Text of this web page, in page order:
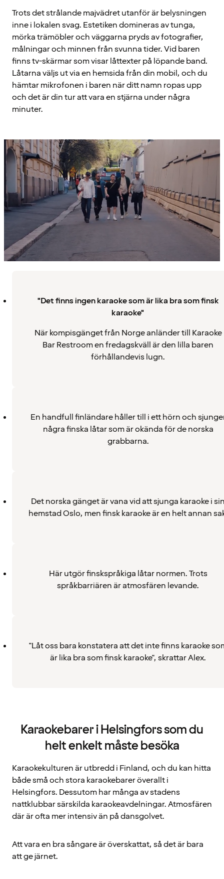
Trots det strålande majvädret utanför är belysningen
inne i lokalen svag. Estetiken domineras av tunga,
mörka trämöbler och väggarna pryds av fotografier,
målningar och minnen från svunna tider. Vid baren
finns tv-skärmar som visar låttexter på löpande band.
Låtarna väljs ut via en hemsida från din mobil, och du
hämtar mikrofonen i baren när ditt namn ropas upp
och det är din tur att vara en stjärna under några
minuter.
"Det finns ingen karaoke som är lika bra som finsk
karaoke"
När kompisgänget från Norge anländer till Karaoke
Bar Restroom en fredagskväll är den lilla baren
förhållandevis lugn.
En handfull finländare håller till i ett hörn och
några finska låtar som är okända för de norska
grabbarna.
Det norska gänget är vana vid att sjunga karaoke i
hemstad Oslo, men finsk karaoke är en helt annan
Här utgör finskspråkiga låtar normen. Trots
språkbarriären är atmosfären levande.
"Låt oss bara konstatera att det inte finns karaoke
är lika bra som finsk karaoke", skrattar Alex.
Karaokebarer i Helsingfors som du
helt enkelt måste besöka
Karaokekulturen är utbredd i Finland, och du kan hitta
både små och stora karaokebarer överallt i
Helsingfors. Dessutom har många av stadens
nattklubbar särskilda karaokeavdelningar. Atmosfären
där är ofta mer intensiv än på dansgolvet.
Att vara en bra sångare är överskattat, så det är bara
att ge järnet.